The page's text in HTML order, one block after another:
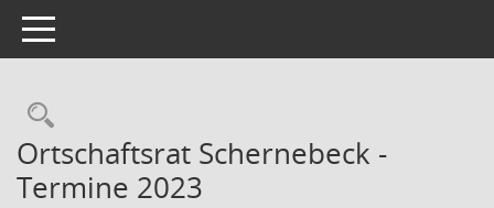
Toggle navigation
Rechercheauswahl
Ortschaftsrat Schernebeck -
Termine 2023